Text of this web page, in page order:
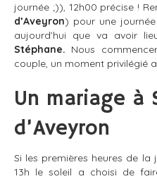
journée ;)), 12h00 précise !
d’Aveyron) pour une
aujourd’hui que va avoir
Stéphane. Nous
couple, un moment privilégié
Un mariage à
d’Aveyron
Si les premières heures de la
13h le soleil a choisi de